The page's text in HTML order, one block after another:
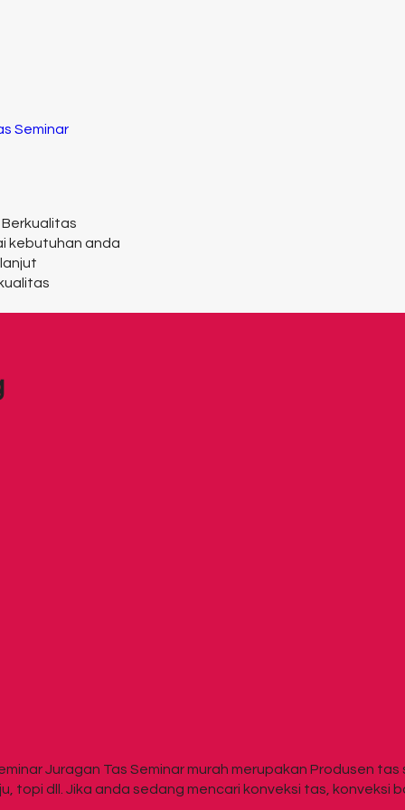
Seminar
kebutuhan anda
Juragan Tas Seminar murah merupakan Produsen
topi dll. Jika anda sedang mencari konveksi tas,